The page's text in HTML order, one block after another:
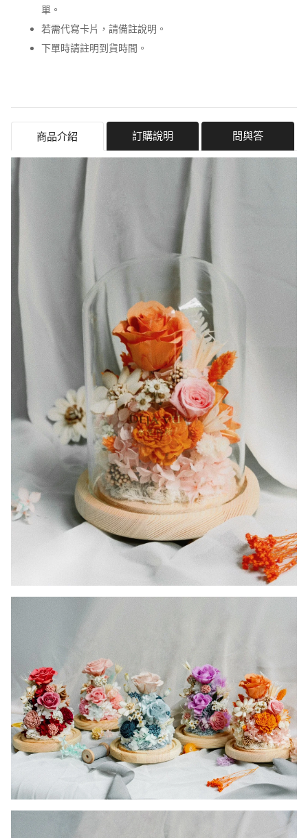
單。
若需代寫卡片，請備註說明。
下單時請註明到貨時間。
商品介紹 訂購說明 問與答